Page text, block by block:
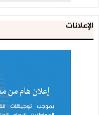
الإعلانات